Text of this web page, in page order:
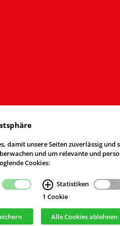
Webdesign &
damit unsere Seiten zuverlässig
und um relevante und
Cookies:
Statistiken
1 Cookie
Alle Cookies ablehnen